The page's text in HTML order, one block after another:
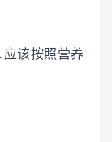
该按照营养